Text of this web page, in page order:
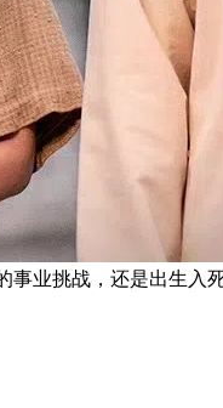
业挑战，还是出生入